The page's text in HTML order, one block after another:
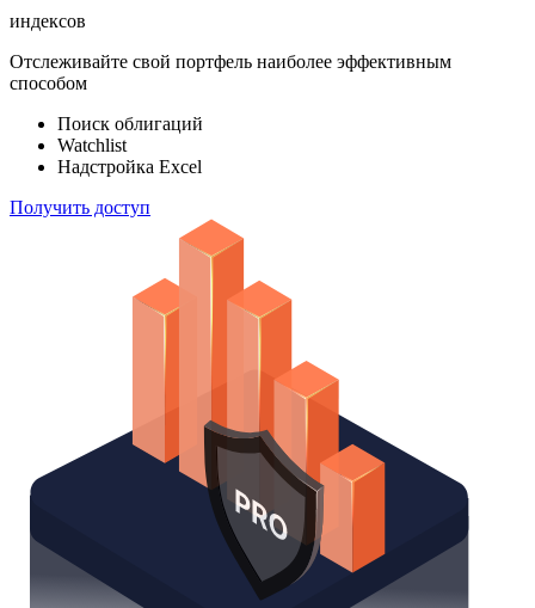
индексов
Отслеживайте свой портфель наиболее эффективным
способом
Поиск облигаций
Watchlist
Надстройка Excel
Получить доступ